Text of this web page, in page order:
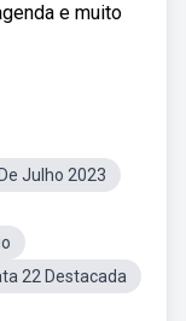
e muito
Julho 2023
22 Destacada